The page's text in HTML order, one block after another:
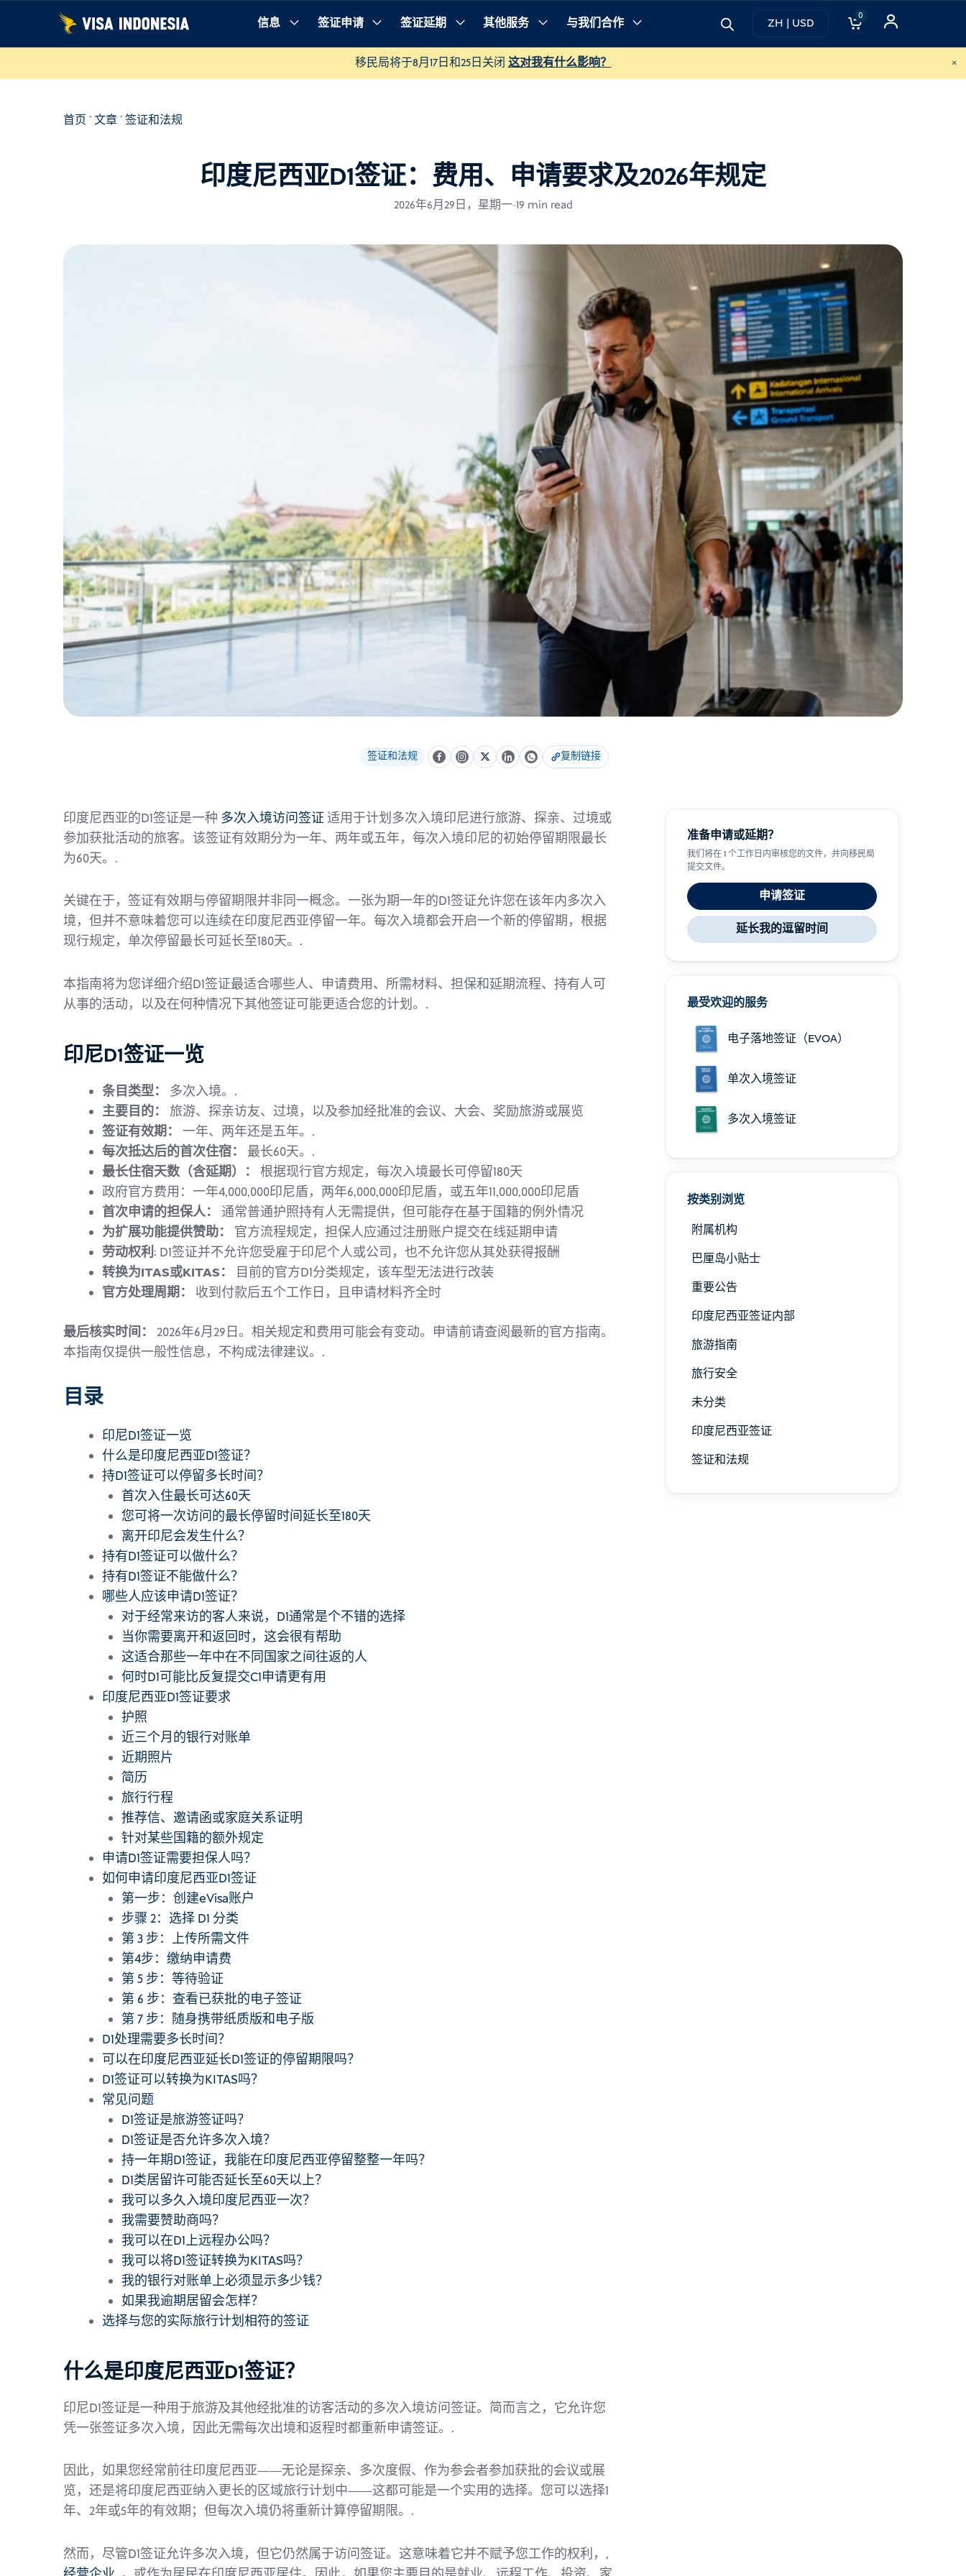
内
信息 签证申请 签证延期 其他服务 与我们合作 ZH | USD
0
移民局将于8月17日和25日关闭 这对我有什么影响？ ×
首页 '文章'签证和法规
印度尼西亚D1签证：费用、申请要求及2026年规定
2026年6月29日，星期一-19 min read
签证和法规 复制链接
印度尼西亚的D1签证是一种 多次入境访问签证适用于计划多次入境印尼进行旅游、探亲、过境或
参加获批活动的旅客。该签证有效期分为一年、两年或五年，每次入境印尼的初始停留期限最长
为60天。.
关键在于，签证有效期与停留期限并非同一概念。一张为期一年的D1签证允许您在该年内多次入
境，但并不意味着您可以连续在印度尼西亚停留一年。每次入境都会开启一个新的停留期，根据
现行规定，单次停留最长可延长至180天。.
本指南将为您详细介绍D1签证最适合哪些人、申请费用、所需材料、担保和延期流程、持有人可
从事的活动，以及在何种情况下其他签证可能更适合您的计划。.
印尼D1签证一览
条目类型：
多次入境。.
主要目的： 旅游、探亲访友、过境，以及参加经批准的会议、大会、奖励旅游或展览
签证有效期： 一年、两年还是五年。.
每次抵达后的首次住宿： 最长60天。.
最长住宿天数（含延期）：
根据现行官方规定，每次入境最长可停留180天
政府官方费用：一年4,000,000印尼盾，两年6,000,000印尼盾，或五年11,000,000印尼盾
首次申请的担保人：
通常普通护照持有人无需提供，但可能存在基于国籍的例外情况
为扩展功能提供赞助：
官方流程规定，担保人应通过注册账户提交在线延期申请
劳动权利: D1签证并不允许您受雇于印尼个人或公司，也不允许您从其处获得报酬
转换为ITAS或KITAS：
目前的官方D1分类规定，该车型无法进行改装
官方处理周期：
收到付款后五个工作日，且申请材料齐全时
最后核实时间： 2026年6月29日。相关规定和费用可能会有变动。申请前请查阅最新的官方指南。
本指南仅提供一般性信息，不构成法律建议。.
目录
印尼D1签证一览
什么是印度尼西亚D1签证？
持D1签证可以停留多长时间？
首次入住最长可达60天
您可将一次访问的最长停留时间延长至180天
离开印尼会发生什么？
持有D1签证可以做什么？
持有D1签证不能做什么？
哪些人应该申请D1签证？
对于经常来访的客人来说，D1通常是个不错的选择
当你需要离开和返回时，这会很有帮助
这适合那些一年中在不同国家之间往返的人
何时D1可能比反复提交C1申请更有用
印度尼西亚D1签证要求
护照
近三个月的银行对账单
近期照片
简历
旅行行程
推荐信、邀请函或家庭关系证明
针对某些国籍的额外规定
申请D1签证需要担保人吗？
如何申请印度尼西亚D1签证
第一步：创建eVisa账户
步骤 2：选择 D1 分类
第 3 步：上传所需文件
第4步：缴纳申请费
第 5 步：等待验证
第 6 步：查看已获批的电子签证
第 7 步：随身携带纸质版和电子版
D1处理需要多长时间？
可以在印度尼西亚延长D1签证的停留期限吗？
D1签证可以转换为KITAS吗？
常见问题
D1签证是旅游签证吗？
D1签证是否允许多次入境？
持一年期D1签证，我能在印度尼西亚停留整整一年吗？
D1类居留许可能否延长至60天以上？
我可以多久入境印度尼西亚一次？
我需要赞助商吗？
我可以在D1上远程办公吗？
我可以将D1签证转换为KITAS吗？
我的银行对账单上必须显示多少钱？
如果我逾期居留会怎样？
选择与您的实际旅行计划相符的签证
什么是印度尼西亚D1签证？
印尼D1签证是一种用于旅游及其他经批准的访客活动的多次入境访问签证。简而言之，它允许您
凭一张签证多次入境，因此无需每次出境和返程时都重新申请签证。.
因此，如果您经常前往印度尼西亚——无论是探亲、多次度假、作为参会者参加获批的会议或展
览，还是将印度尼西亚纳入更长的区域旅行计划中——这都可能是一个实用的选择。您可以选择1
年、2年或5年的有效期；但每次入境仍将重新计算停留期限。.
然而，尽管D1签证允许多次入境，但它仍然属于访问签证。这意味着它并不赋予您工作的权利，,
准备申请或延期？
我们将在 1 个工作日内审核您的文件，并向移民局
提交文件。
申请签证
延长我的逗留时间
最受欢迎的服务
电子落地签证（EVOA）
单次入境签证
多次入境签证
按类别浏览
附属机构
巴厘岛小贴士
重要公告
印度尼西亚签证内部
旅游指南
旅行安全
未分类
印度尼西亚签证
签证和法规